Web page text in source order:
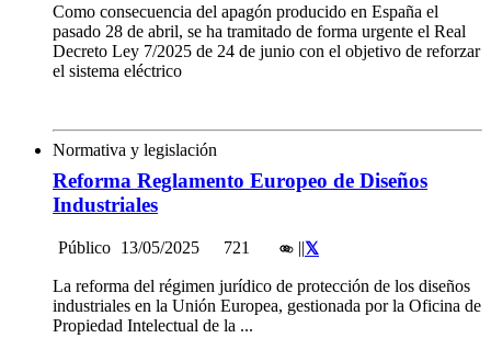
Como consecuencia del apagón producido en España el
pasado 28 de abril, se ha tramitado de forma urgente el Real
Decreto Ley 7/2025 de 24 de junio con el objetivo de reforzar
el sistema eléctrico
Normativa y legislación
Reforma Reglamento Europeo de Diseños
Industriales
Público 13/05/2025 721 ||
La reforma del régimen jurídico de protección de los diseños
industriales en la Unión Europea, gestionada por la Oficina de
Propiedad Intelectual de la ...